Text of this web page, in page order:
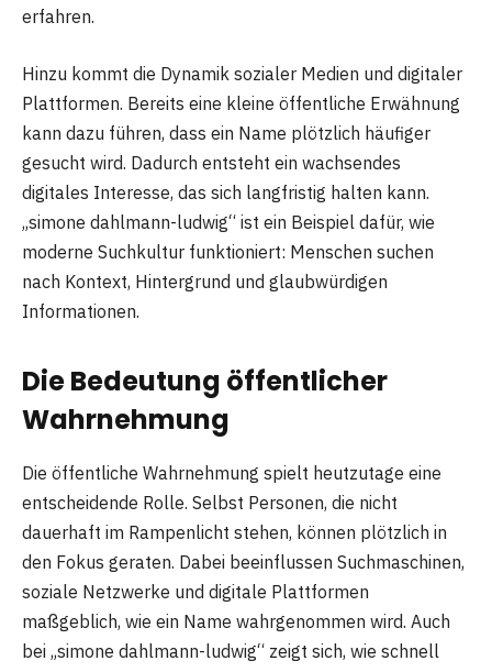
erfahren.
Hinzu kommt die Dynamik sozialer Medien und digitaler
Plattformen. Bereits eine kleine öffentliche Erwähnung
kann dazu führen, dass ein Name plötzlich häufiger
gesucht wird. Dadurch entsteht ein wachsendes
digitales Interesse, das sich langfristig halten kann.
„simone dahlmann-ludwig“ ist ein Beispiel dafür, wie
moderne Suchkultur funktioniert: Menschen suchen
nach Kontext, Hintergrund und glaubwürdigen
Informationen.
Die Bedeutung öffentlicher
Wahrnehmung
Die öffentliche Wahrnehmung spielt heutzutage eine
entscheidende Rolle. Selbst Personen, die nicht
dauerhaft im Rampenlicht stehen, können plötzlich in
den Fokus geraten. Dabei beeinflussen Suchmaschinen,
soziale Netzwerke und digitale Plattformen
maßgeblich, wie ein Name wahrgenommen wird. Auch
bei „simone dahlmann-ludwig“ zeigt sich, wie schnell